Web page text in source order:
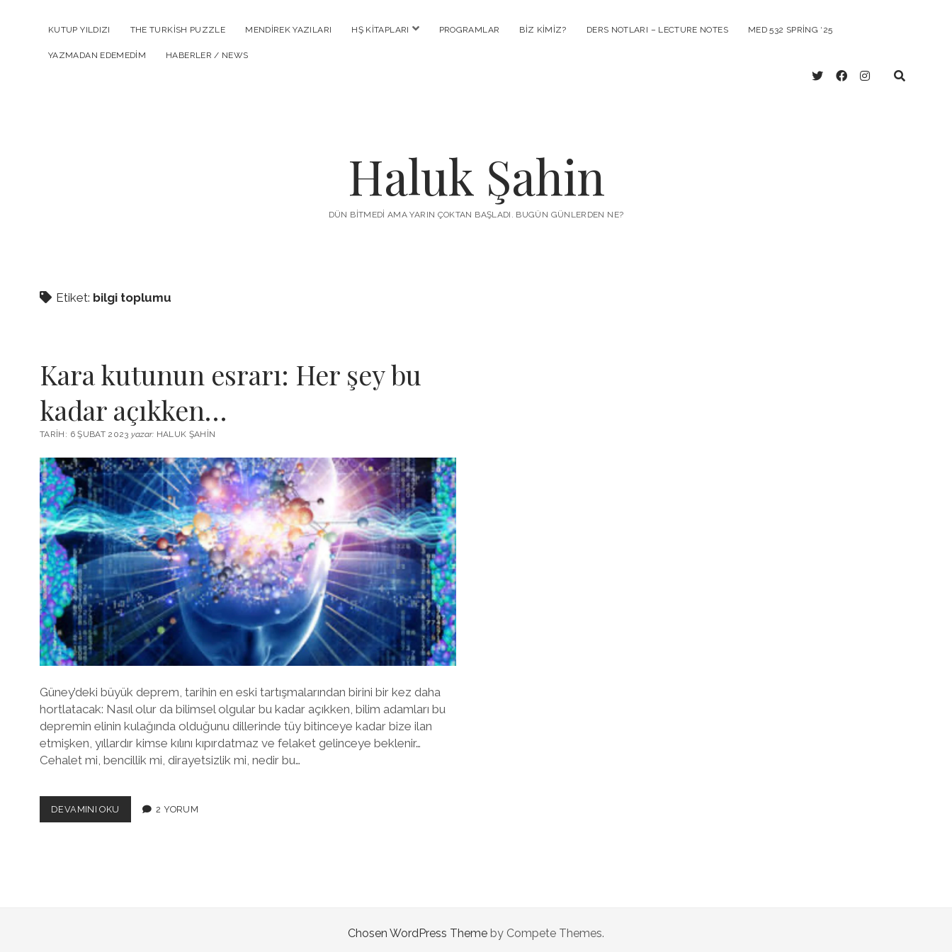
KUTUP YILDIZI THE TURKISH PUZZLE MENDIREK YAZILARI HŞ KITAPLARI menüyüPROGRAMLAR BIZ KIMIZ? DERS NOTLARI – LECTURE NOTES MED 532 SPRING ‘25
YAZMADAN EDEMEDIM HABERLER / NEWS
twitterfacebook
instagram
Haluk Şahin
DÜN BITMEDI AMA YARIN ÇOKTAN BAŞLADI. BUGÜN GÜNLERDEN NE?
Etiket: bilgi toplumu
Kara kutunun esrarı: Her şey bu
kadar açıkken…
TARIH: 6 ŞUBAT 2023yazar: HALUK ŞAHIN
Güney’deki büyük deprem, tarihin en eski tartışmalarından birini bir kez daha
hortlatacak: Nasıl olur da bilimsel olgular bu kadar açıkken, bilim adamları bu
depremin elinin kulağında olduğunu dillerinde tüy bitinceye kadar bize ilan
etmişken, yıllardır kimse kılını kıpırdatmaz ve felaket gelinceye beklenir…
Cehalet mi, bencillik mi, dirayetsizlik mi, nedir bu…
DEVAMINI OKU KARA
KUTUNUN
2 YORUM
Chosen WordPress Theme by Compete Themes.